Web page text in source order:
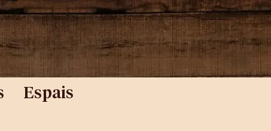
Espais